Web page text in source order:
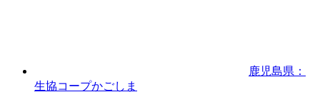
鹿児島県：
生協コープかごしま